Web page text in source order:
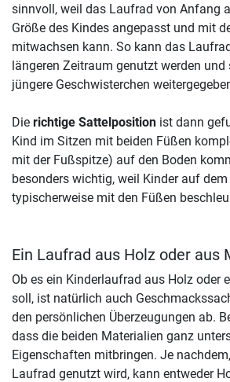
sinnvoll, weil das Laufrad von Anfang
Größe des Kindes angepasst und mit
mitwachsen kann. So kann das
längeren Zeitraum genutzt werden
jüngere Geschwisterchen
Die richtige Sattelposition ist dann
Kind im Sitzen mit beiden Füßen
mit der Fußspitze) auf den Boden
besonders wichtig, weil Kinder auf
typischerweise mit den Füßen
Ein Laufrad aus Holz oder aus
Ob es ein Kinderlaufrad aus Holz oder
soll, ist natürlich auch
den persönlichen Überzeugungen ab.
dass die beiden Materialien ganz
Eigenschaften mitbringen. Je
Laufrad genutzt wird, kann entweder